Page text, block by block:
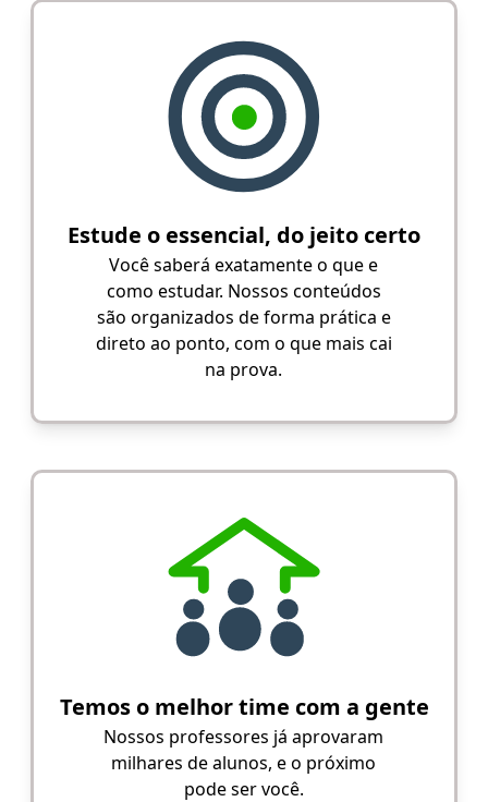
Estude o essencial, do jeito certo
Você saberá exatamente o que e
como estudar. Nossos conteúdos
são organizados de forma prática e
direto ao ponto, com o que mais cai
na prova.
Temos o melhor time com a gente
Nossos professores já aprovaram
milhares de alunos, e o próximo
pode ser você.